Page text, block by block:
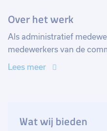
Over het werk
Als administratief
medewerkers van de
beheert de
commerciële
Lees meer
Wat wij bieden